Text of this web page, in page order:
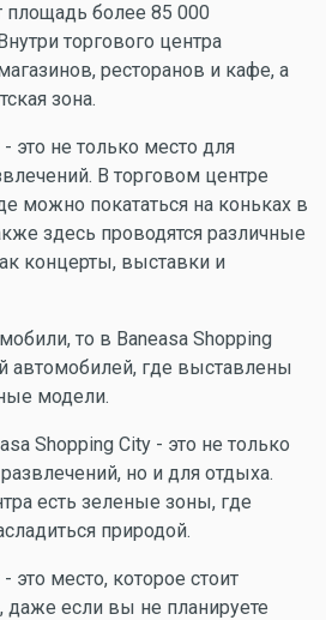
площадь более 85 000
торгового центра
ресторанов и кафе, а
зона.
это не только место для
В торговом центре
можно покататься на коньках в
здесь проводятся различные
концерты, выставки и
то в Baneasa Shopping
автомобилей, где выставлены
модели.
Shopping City - это не только
но и для отдыха.
есть зеленые зоны, где
природой.
это место, которое стоит
даже если вы не планируете